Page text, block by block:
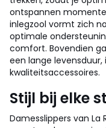
ontspannen
inlegzool vormt zich
optimale
comfort. Bovendien
een lange levensduur,
kwaliteitsaccessoires.
Stijl bij elke
Damesslippers van La